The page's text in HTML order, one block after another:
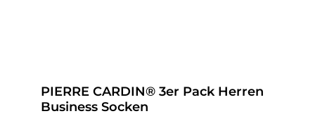
PIERRE CARDIN® 3er Pack Herren
Business Socken